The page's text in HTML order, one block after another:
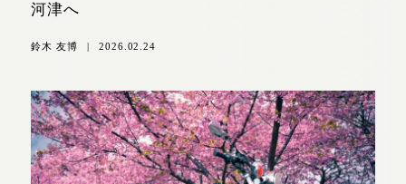
河津へ
鈴木 友博 | 2026.02.24